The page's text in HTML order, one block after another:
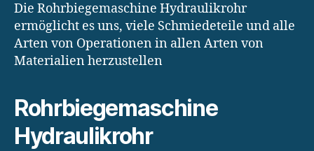
Die Rohrbiegemaschine Hydraulikrohr
ermöglicht es uns, viele Schmiedeteile und alle
Arten von Operationen in allen Arten von
Materialien herzustellen
Rohrbiegemaschine
Hydraulikrohr